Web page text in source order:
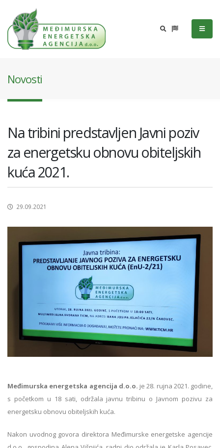
Novosti
Na tribini predstavljen Javni poziv
za energetsku obnovu obiteljskih
kuća 2021.
29.09.2021
Međimurska energetska agencija d.o.o. je 28. rujna 2021. godine,
s početkom u 18 sati, održala javnu tribinu o Javnom pozivu za
energetsku obnovu obiteljskih kuća.
Nakon uvodnog govora direktora Međimurske energetske agencije